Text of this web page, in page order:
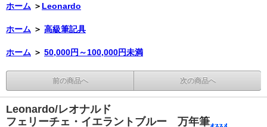
ホーム ＞ Leonardo
ホーム ＞ 高級筆記具
ホーム ＞ 50,000円～100,000円未満
前の商品へ 次の商品へ
Leonardo/レオナルド
フェリーチェ・イエラントブルー 万年筆